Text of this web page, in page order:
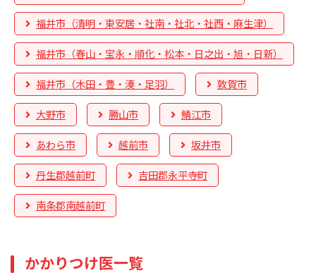
福井市（清明・東安居・社南・社北・社西・麻生津）
福井市（春山・宝永・順化・松本・日之出・旭・日新）
福井市（木田・豊・湊・足羽） 敦賀市
大野市 勝山市 鯖江市
あわら市 越前市 坂井市
丹生郡越前町 吉田郡永平寺町
南条郡南越前町
かかりつけ医一覧